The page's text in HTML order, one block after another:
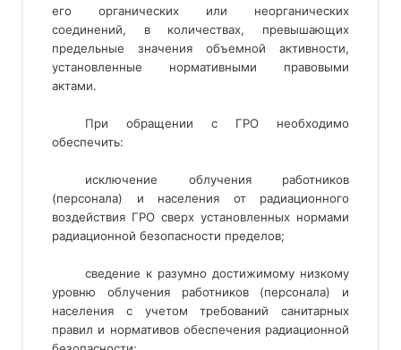
его органических или неорганических
соединений, в количествах, превышающих
предельные значения объемной активности,
установленные нормативными правовыми
актами.
При обращении с ГРО необходимо
обеспечить:
исключение облучения работников
(персонала) и населения от радиационного
воздействия ГРО сверх установленных нормами
радиационной безопасности пределов;
сведение к разумно достижимому низкому
уровню облучения работников (персонала) и
населения с учетом требований санитарных
правил и нормативов обеспечения радиационной